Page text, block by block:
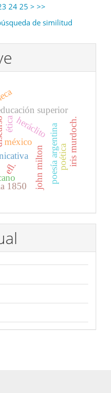
24 25 > >>
de similitud
superior
heráclito
john miltonpoesía argentina
ética
méxico
efl.
1850
poéticairis murdoch.